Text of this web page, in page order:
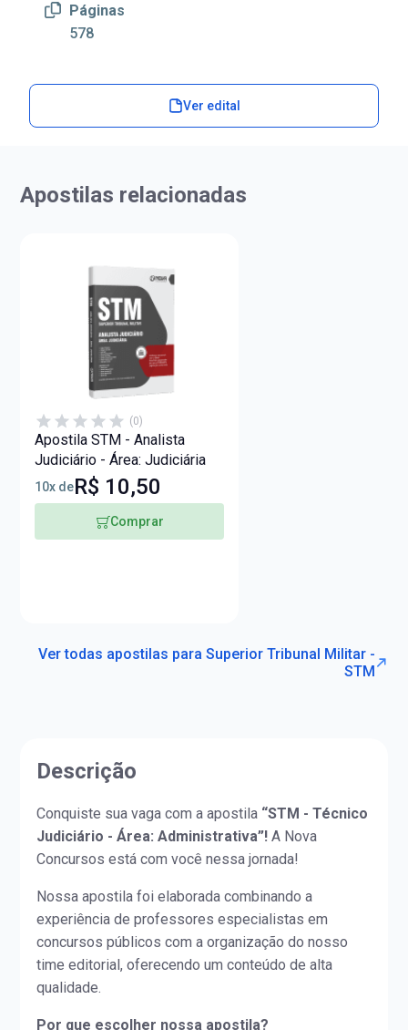
Páginas
578
Ver edital
Apostilas relacionadas
(0)
Apostila STM - Analista
Judiciário - Área: Judiciária
10x deR$ 10,50
Comprar
Ver todas apostilas para Superior Tribunal Militar -
STM
Descrição
Conquiste sua vaga com a apostila “STM - Técnico
Judiciário - Área: Administrativa”! A Nova
Concursos está com você nessa jornada!
Nossa apostila foi elaborada combinando a
experiência de professores especialistas em
concursos públicos com a organização do nosso
time editorial, oferecendo um conteúdo de alta
qualidade.
Por que escolher nossa apostila?